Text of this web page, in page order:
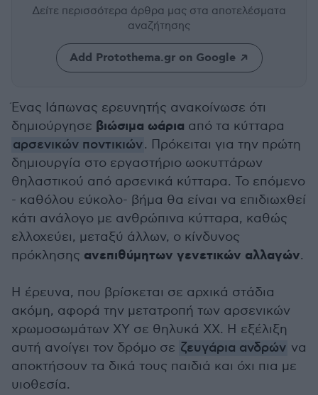
Δείτε περισσότερα άρθρα μας στα αποτελέσματα
αναζήτησης
Add Protothema.gr on Google
Ένας Ιάπωνας ερευνητής ανακοίνωσε ότι
δημιούργησε βιώσιμα ωάρια από τα κύτταρα
αρσενικών ποντικιών. Πρόκειται για την πρώτη
δημιουργία στο εργαστήριο ωοκυττάρων
θηλαστικού από αρσενικά κύτταρα. Το επόμενο
- καθόλου εύκολο- βήμα θα είναι να επιδιωχθεί
κάτι ανάλογο με ανθρώπινα κύτταρα, καθώς
ελλοχεύει, μεταξύ άλλων, ο κίνδυνος
πρόκλησης ανεπιθύμητων γενετικών αλλαγών.
Η έρευνα, που βρίσκεται σε αρχικά στάδια
ακόμη, αφορά την μετατροπή των αρσενικών
χρωμοσωμάτων ΧΥ σε θηλυκά ΧΧ. Η εξέλιξη
αυτή ανοίγει τον δρόμο σε ζευγάρια ανδρών να
αποκτήσουν τα δικά τους παιδιά και όχι πια με
υιοθεσία.